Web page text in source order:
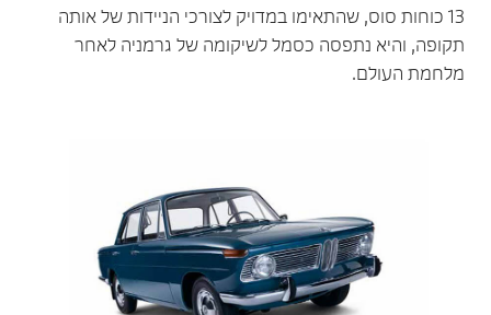
13 כוחות סוס, שהתאימו במדויק לצורכי הניידות של אותה
תקופה, והיא נתפסה כסמל לשיקומה של גרמניה לאחר
מלחמת העולם.